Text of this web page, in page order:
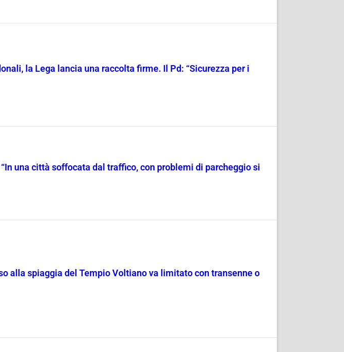
la Lega lancia una raccolta firme. Il Pd: “Sicurezza per i
una città soffocata dal traffico, con problemi di parcheggio si
alla spiaggia del Tempio Voltiano va limitato con transenne o